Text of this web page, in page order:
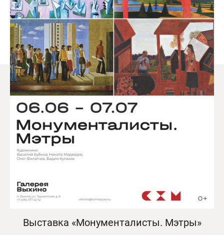
Выставка «Монументалисты. Мэтры»